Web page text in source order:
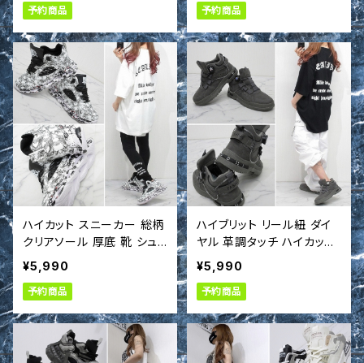
予約商品 予約商品
ハイカット スニーカー 総柄
クリアソール 厚底 靴 シュ
ーズ t663028
¥5,990
予約商品
ハイブリット リール紐 ダイ
ヤル 革調タッチ ハイカット
スニーカー 厚底 靴 シュー
¥5,990
予約商品